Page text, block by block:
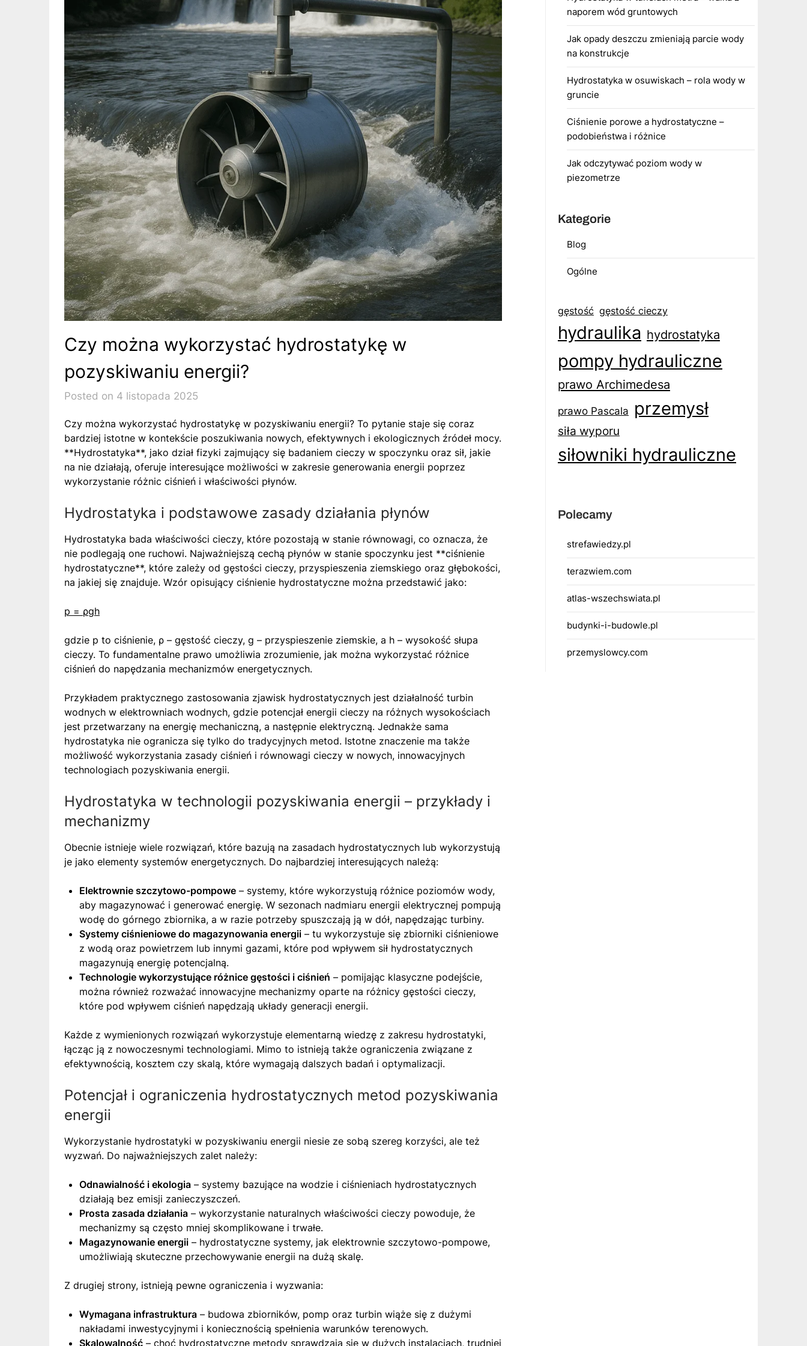
Czy można wykorzystać hydrostatykę w
pozyskiwaniu energii?
Posted on 4 listopada 2025
Czy można wykorzystać hydrostatykę w pozyskiwaniu energii? To pytanie staje się coraz
bardziej istotne w kontekście poszukiwania nowych, efektywnych i ekologicznych źródeł mocy.
**Hydrostatyka**, jako dział fizyki zajmujący się badaniem cieczy w spoczynku oraz sił, jakie
na nie działają, oferuje interesujące możliwości w zakresie generowania energii poprzez
wykorzystanie różnic ciśnień i właściwości płynów.
Hydrostatyka i podstawowe zasady działania płynów
Hydrostatyka bada właściwości cieczy, które pozostają w stanie równowagi, co oznacza, że
nie podlegają one ruchowi. Najważniejszą cechą płynów w stanie spoczynku jest **ciśnienie
hydrostatyczne**, które zależy od gęstości cieczy, przyspieszenia ziemskiego oraz głębokości,
na jakiej się znajduje. Wzór opisujący ciśnienie hydrostatyczne można przedstawić jako:
p = ρgh
gdzie p to ciśnienie, ρ – gęstość cieczy, g – przyspieszenie ziemskie, a h – wysokość słupa
cieczy. To fundamentalne prawo umożliwia zrozumienie, jak można wykorzystać różnice
ciśnień do napędzania mechanizmów energetycznych.
Przykładem praktycznego zastosowania zjawisk hydrostatycznych jest działalność turbin
wodnych w elektrowniach wodnych, gdzie potencjał energii cieczy na różnych wysokościach
jest przetwarzany na energię mechaniczną, a następnie elektryczną. Jednakże sama
hydrostatyka nie ogranicza się tylko do tradycyjnych metod. Istotne znaczenie ma także
możliwość wykorzystania zasady ciśnień i równowagi cieczy w nowych, innowacyjnych
technologiach pozyskiwania energii.
Hydrostatyka w technologii pozyskiwania energii – przykłady i
mechanizmy
Obecnie istnieje wiele rozwiązań, które bazują na zasadach hydrostatycznych lub wykorzystują
je jako elementy systemów energetycznych. Do najbardziej interesujących należą:
Elektrownie szczytowo-pompowe – systemy, które wykorzystują różnice poziomów wody,
aby magazynować i generować energię. W sezonach nadmiaru energii elektrycznej pompują
wodę do górnego zbiornika, a w razie potrzeby spuszczają ją w dół, napędzając turbiny.
Systemy ciśnieniowe do magazynowania energii – tu wykorzystuje się zbiorniki ciśnieniowe
z wodą oraz powietrzem lub innymi gazami, które pod wpływem sił hydrostatycznych
magazynują energię potencjalną.
Technologie wykorzystujące różnice gęstości i ciśnień – pomijając klasyczne podejście,
można również rozważać innowacyjne mechanizmy oparte na różnicy gęstości cieczy,
które pod wpływem ciśnień napędzają układy generacji energii.
Każde z wymienionych rozwiązań wykorzystuje elementarną wiedzę z zakresu hydrostatyki,
łącząc ją z nowoczesnymi technologiami. Mimo to istnieją także ograniczenia związane z
efektywnością, kosztem czy skalą, które wymagają dalszych badań i optymalizacji.
Potencjał i ograniczenia hydrostatycznych metod pozyskiwania
energii
Wykorzystanie hydrostatyki w pozyskiwaniu energii niesie ze sobą szereg korzyści, ale też
wyzwań. Do najważniejszych zalet należy:
Odnawialność i ekologia – systemy bazujące na wodzie i ciśnieniach hydrostatycznych
działają bez emisji zanieczyszczeń.
Prosta zasada działania – wykorzystanie naturalnych właściwości cieczy powoduje, że
mechanizmy są często mniej skomplikowane i trwałe.
Magazynowanie energii – hydrostatyczne systemy, jak elektrownie szczytowo-pompowe,
umożliwiają skuteczne przechowywanie energii na dużą skalę.
Z drugiej strony, istnieją pewne ograniczenia i wyzwania:
Wymagana infrastruktura – budowa zbiorników, pomp oraz turbin wiąże się z dużymi
nakładami inwestycyjnymi i koniecznością spełnienia warunków terenowych.
Skalowalność – choć hydrostatyczne metody sprawdzają się w dużych instalacjach, trudniej
naporem wód gruntowych
Jak opady deszczu zmieniają parcie wody
na konstrukcje
Hydrostatyka w osuwiskach – rola wody w
gruncie
Ciśnienie porowe a hydrostatyczne –
podobieństwa i różnice
Jak odczytywać poziom wody w
piezometrze
Kategorie
Blog
Ogólne
gęstość gęstość cieczy
hydraulika hydrostatyka
pompy hydrauliczne
prawo Archimedesa
prawo Pascala przemysł
siła wyporu
siłowniki hydrauliczne
Polecamy
strefawiedzy.pl
terazwiem.com
atlas-wszechswiata.pl
budynki-i-budowle.pl
przemyslowcy.com